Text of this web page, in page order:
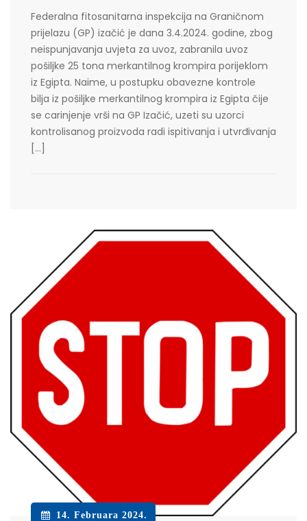
Federalna fitosanitarna inspekcija na Graničnom
prijelazu (GP) izačić je dana 3.4.2024. godine, zbog
neispunjavanja uvjeta za uvoz, zabranila uvoz
pošiljke 25 tona merkantilnog krompira porijeklom
iz Egipta. Naime, u postupku obavezne kontrole
bilja iz pošiljke merkantilnog krompira iz Egipta čije
se carinjenje vrši na GP Izačić, uzeti su uzorci
kontrolisanog proizvoda radi ispitivanja i utvrđivanja
[…]
14. Februara 2024.